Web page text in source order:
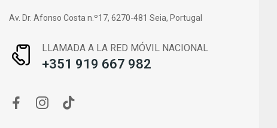
Av. Dr. Afonso Costa n.º17, 6270-481 Seia, Portugal
LLAMADA A LA RED MÓVIL NACIONAL
+351 919 667 982